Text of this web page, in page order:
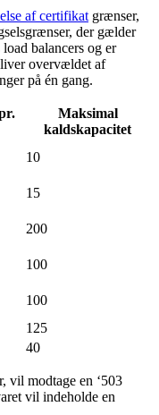
af certifikat grænser,
der gælder
balancers og er
overvældet af
på én gang.
Maksimal
kaldskapacitet
10
15
200
100
100
125
40
vil modtage en ‘503
vil indeholde en